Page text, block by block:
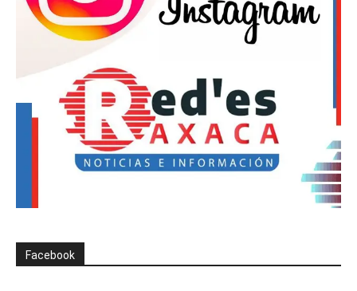
Facebook